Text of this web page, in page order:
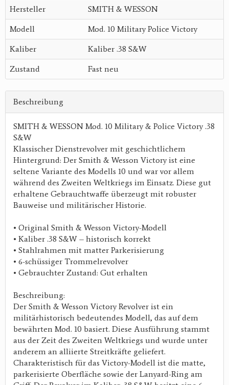
Hersteller SMITH & WESSON
Modell Mod. 10 Military Police Victory
Kaliber Kaliber .38 S&W
Zustand Fast neu
Beschreibung
SMITH & WESSON Mod. 10 Military & Police Victory .38
S&W
Klassischer Dienstrevolver mit geschichtlichem
Hintergrund: Der Smith & Wesson Victory ist eine
seltene Variante des Modells 10 und war vor allem
während des Zweiten Weltkriegs im Einsatz. Diese gut
erhaltene Gebrauchtwaffe überzeugt mit robuster
Bauweise und militärischer Historie.
• Original Smith & Wesson Victory-Modell
• Kaliber .38 S&W – historisch korrekt
• Stahlrahmen mit matter Parkerisierung
• 6-schüssiger Trommelrevolver
• Gebrauchter Zustand: Gut erhalten
Beschreibung:
Der Smith & Wesson Victory Revolver ist ein
militärhistorisch bedeutendes Modell, das auf dem
bewährten Mod. 10 basiert. Diese Ausführung stammt
aus der Zeit des Zweiten Weltkriegs und wurde unter
anderem an alliierte Streitkräfte geliefert.
Charakteristisch für das Victory-Modell ist die matte,
parkerisierte Oberfläche sowie der Lanyard-Ring am